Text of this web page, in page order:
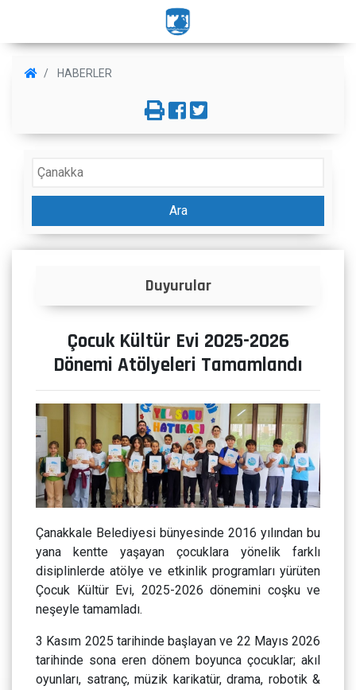
HABERLER
Ara
İlanlar
Çocuk Kültür Evi 2025-2026
Dönemi Atölyeleri Tamamlandı
Çanakkale Belediyesi bünyesinde 2016 yılından bu
yana kentte yaşayan çocuklara yönelik farklı
disiplinlerde atölye ve etkinlik programları yürüten
Çocuk Kültür Evi, 2025-2026 dönemini coşku ve
neşeyle tamamladı.
3 Kasım 2025 tarihinde başlayan ve 22 Mayıs 2026
tarihinde sona eren dönem boyunca çocuklar; akıl
oyunları, satranç, müzik karikatür, drama, robotik &